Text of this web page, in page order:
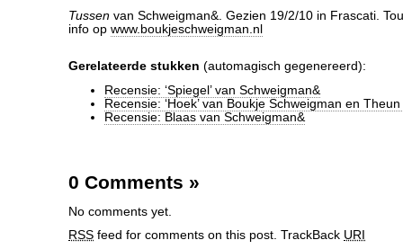
Tussen van Schweigman&. Gezien 19/2/10 in Frascati.
info op www.boukjeschweigman.nl
Gerelateerde stukken (automagisch gegenereerd):
Recensie: ‘Spiegel’ van Schweigman&
Recensie: ‘Hoek’ van Boukje Schweigman en
Recensie: Blaas van Schweigman&
0 Comments »
No comments yet.
RSS feed for comments on this post. TrackBack URI